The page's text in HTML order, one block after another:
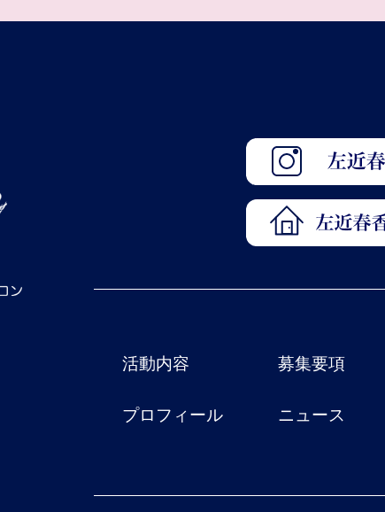
活動内容 募集要項
プロフィール ニュース